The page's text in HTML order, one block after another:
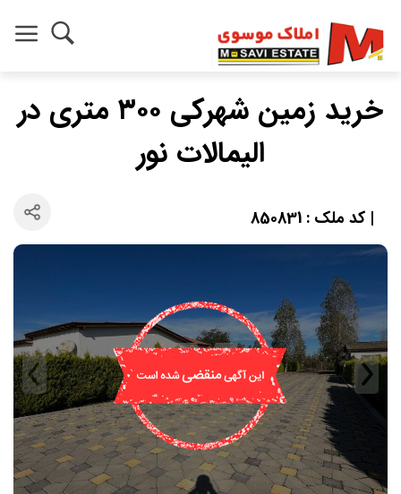
خرید زمین شهرکی ۳۰۰ متری در
الیمالات نور
| کد ملک : 850831